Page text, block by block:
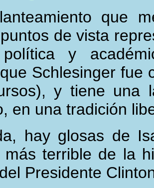
que
de vista
y
Schlesinger fue
y tiene una
en una tradición
hay glosas de
más terrible de la
Presidente